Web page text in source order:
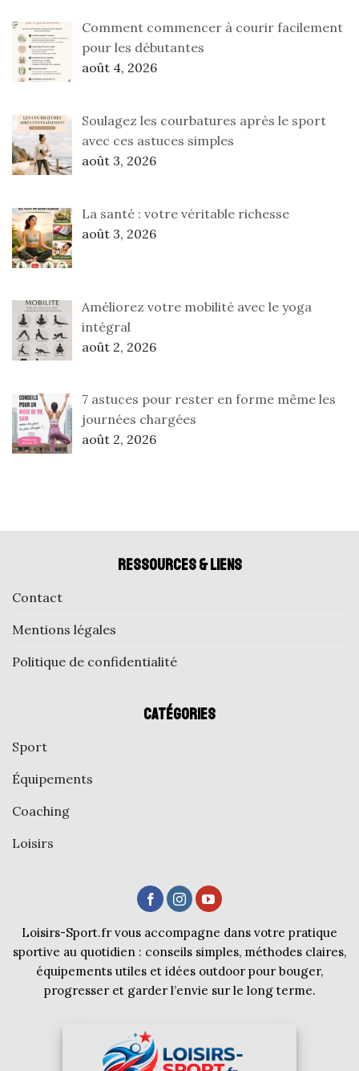
Comment commencer à courir facilement
pour les débutantes
août 4, 2026
Soulagez les courbatures après le sport
avec ces astuces simples
août 3, 2026
La santé : votre véritable richesse
août 3, 2026
Améliorez votre mobilité avec le yoga
intégral
août 2, 2026
7 astuces pour rester en forme même les
journées chargées
août 2, 2026
Ressources & liens
Contact
Mentions légales
Politique de confidentialité
Catégories
Sport
Équipements
Coaching
Loisirs
Loisirs-Sport.fr vous accompagne dans votre pratique
sportive au quotidien : conseils simples, méthodes claires,
équipements utiles et idées outdoor pour bouger,
progresser et garder l’envie sur le long terme.